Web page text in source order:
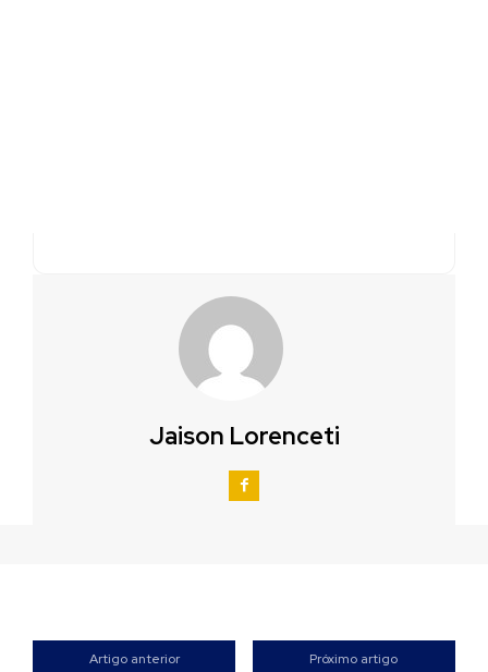
Jaison Lorenceti
Artigo anterior Próximo artigo